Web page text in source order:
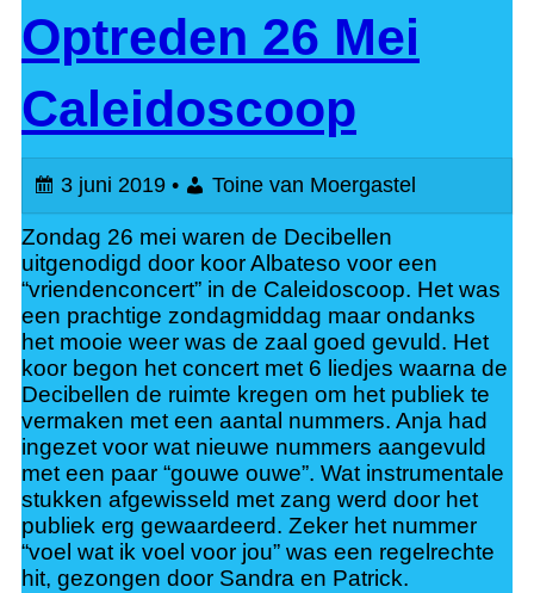
Optreden 26 Mei
Caleidoscoop
3 juni 2019 • Toine van Moergastel
Zondag 26 mei waren de Decibellen
uitgenodigd door koor Albateso voor een
“vriendenconcert” in de Caleidoscoop. Het was
een prachtige zondagmiddag maar ondanks
het mooie weer was de zaal goed gevuld. Het
koor begon het concert met 6 liedjes waarna de
Decibellen de ruimte kregen om het publiek te
vermaken met een aantal nummers. Anja had
ingezet voor wat nieuwe nummers aangevuld
met een paar “gouwe ouwe”. Wat instrumentale
stukken afgewisseld met zang werd door het
publiek erg gewaardeerd. Zeker het nummer
“voel wat ik voel voor jou” was een regelrechte
hit, gezongen door Sandra en Patrick.